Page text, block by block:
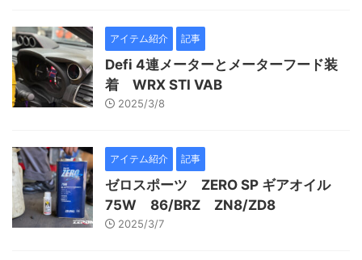
アイテム紹介 記事
Defi 4連メーターとメーターフード装
着 WRX STI VAB
2025/3/8
アイテム紹介 記事
ゼロスポーツ ZERO SP ギアオイル
75W 86/BRZ ZN8/ZD8
2025/3/7